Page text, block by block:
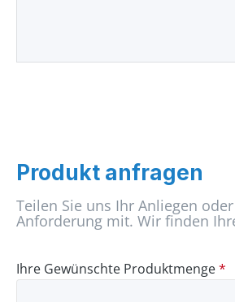
Produkt anfragen
Teilen Sie uns Ihr Anliegen
Anforderung mit. Wir finden
Ihre Gewünschte Produktmenge*